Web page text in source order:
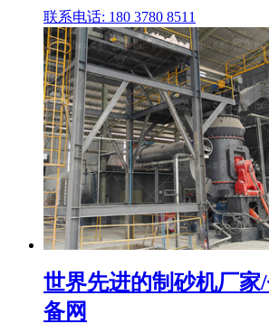
联系电话: 180 3780 8511
世界先进的制砂机厂家
备网